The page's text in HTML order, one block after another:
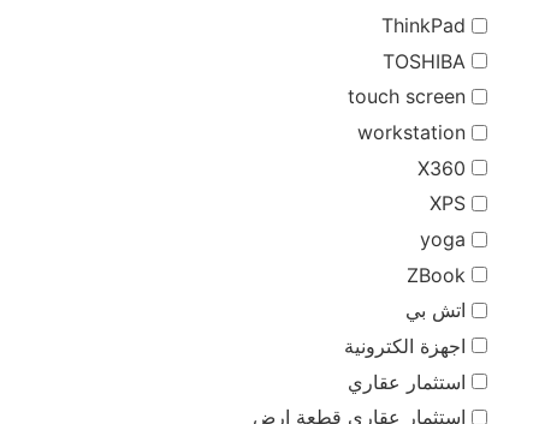
ThinkPad
TOSHIBA
touch screen
workstation
X360
XPS
yoga
ZBook
اتش بي
اجهزة الكترونية
استثمار عقاري
استثمار عقاري قطعة ارض